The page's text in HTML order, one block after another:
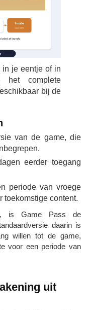
in je eentje of in
het complete
bij de
van de game, die
eerder toegang
periode van vroege
toekomstige content.
is Game Pass de
daarin is
willen tot de game,
voor een periode van
uit